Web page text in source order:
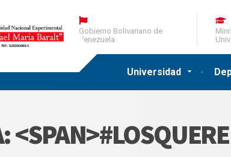
Universidad
Gobierno Bolivariano de
Venezuela